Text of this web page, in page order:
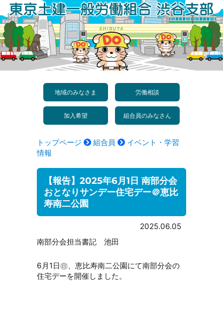
ン
テ
ン
ツ
地域のみなさま 労働相談
加入希望 組合員のみなさん
トップページ 組合員
イベント・学習
情報
【報告】2025年6月1日 南部分会
おとなりサンデー住宅デー＠恵比
寿南二公園
2025.06.05
南部分会担当書記 池田
6月1日㊐、恵比寿南二公園にて南部分会の
住宅デーを開催しました。